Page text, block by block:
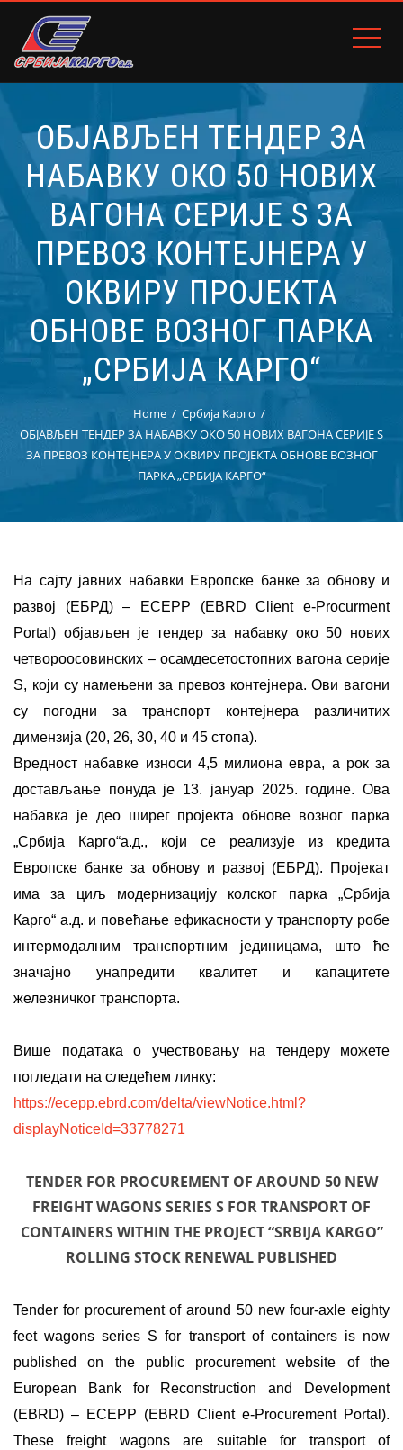
ОБЈАВЉЕН ТЕНДЕР ЗА
НАБАВКУ ОКО 50 НОВИХ
ВАГОНА СЕРИЈЕ S ЗА
ПРЕВОЗ КОНТЕЈНЕРА У
ОКВИРУ ПРОЈЕКТА
ОБНОВЕ ВОЗНОГ ПАРКА
„СРБИЈА КАРГО“
Home
Србија Карго
ОБЈАВЉЕН ТЕНДЕР ЗА НАБАВКУ ОКО 50 НОВИХ ВАГОНА СЕРИЈЕ S
ЗА ПРЕВОЗ КОНТЕЈНЕРА У ОКВИРУ ПРОЈЕКТА ОБНОВЕ ВОЗНОГ
ПАРКА „СРБИЈА КАРГО“
На сајту јавних набавки Европске банке за обнову и
развој (ЕБРД) – ECEPP (EBRD Client e-Procurment
Portal) објављен је тендер за набавку око 50 нових
четвороосовинских – осамдесетостопних вагона серије
S, који су намењени за превоз контејнера. Ови вагони
су погодни за транспорт контејнера различитих
димензија (20, 26, 30, 40 и 45 стопа).
Вредност набавке износи 4,5 милиона евра, а рок за
достављање понуда је 13. јануар 2025. године. Ова
набавка је део ширег пројекта oбновe возног парка
„Србија Карго“а.д., који се реализује из кредита
Европске банке за обнову и развој (ЕБРД). Пројекат
има за циљ модернизацију колског парка „Србија
Карго“ а.д. и повећање ефикасности у транспорту робе
интермодалним транспортним јединицама, што ће
значајно унапредити квалитет и капацитете
железничког транспорта.
Више података о учествовању на тендеру можете
погледати на следећем линку:
https://ecepp.ebrd.com/delta/viewNotice.html?
displayNoticeId=33778271
TENDER FOR PROCUREMENT OF AROUND 50 NEW
FREIGHT WAGONS SERIES S FOR TRANSPORT OF
CONTAINERS WITHIN THE PROJECT “SRBIJA KARGO”
ROLLING STOCK RENEWAL PUBLISHED
Tender for procurement of around 50 new four-axle eighty
feet wagons series S for transport of containers is now
published on the public procurement website of the
European Bank for Reconstruction and Development
(EBRD) – ECEPP (EBRD Client e-Procurement Portal).
These freight wagons are suitable for transport of